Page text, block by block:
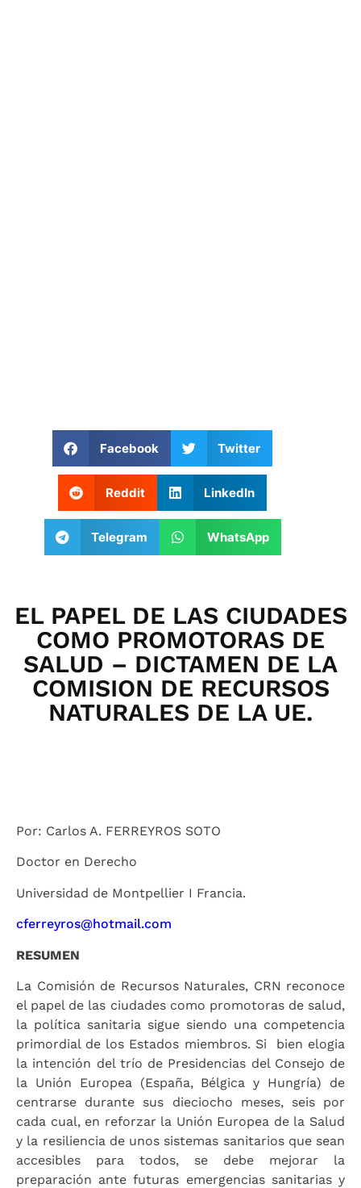
Facebook Twitter
Reddit LinkedIn
Telegram WhatsApp
EL PAPEL DE LAS CIUDADES
COMO PROMOTORAS DE
SALUD – DICTAMEN DE LA
COMISION DE RECURSOS
NATURALES DE LA UE.
Por: Carlos A. FERREYROS SOTO
Doctor en Derecho
Universidad de Montpellier I Francia.
cferreyros@hotmail.com
RESUMEN
La Comisión de Recursos Naturales, CRN reconoce
el papel de las ciudades como promotoras de salud,
la política sanitaria sigue siendo una competencia
primordial de los Estados miembros. Si bien elogia
la intención del trío de Presidencias del Consejo de
la Unión Europea (España, Bélgica y Hungría) de
centrarse durante sus dieciocho meses, seis por
cada cual, en reforzar la Unión Europea de la Salud
y la resiliencia de unos sistemas sanitarios que sean
accesibles para todos, se debe mejorar la
preparación ante futuras emergencias sanitarias y